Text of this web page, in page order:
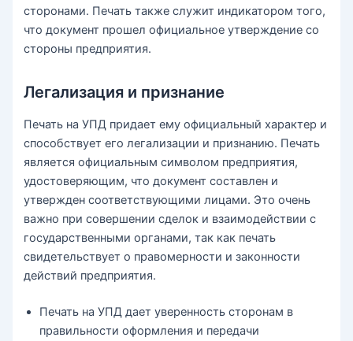
сторонами. Печать также служит индикатором того,
что документ прошел официальное утверждение со
стороны предприятия.
Легализация и признание
Печать на УПД придает ему официальный характер и
способствует его легализации и признанию. Печать
является официальным символом предприятия,
удостоверяющим, что документ составлен и
утвержден соответствующими лицами. Это очень
важно при совершении сделок и взаимодействии с
государственными органами, так как печать
свидетельствует о правомерности и законности
действий предприятия.
Печать на УПД дает уверенность сторонам в
правильности оформления и передачи